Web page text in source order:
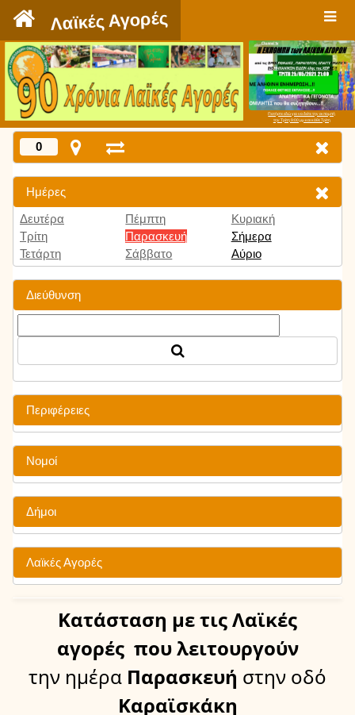
Λαϊκές Αγορές
Πατήστε εδώ για να δείτε την εκπομπή
την Τρίτη 9:00 μμ και κάθε Τρίτη
0
Ημέρες
Δευτέρα
Τρίτη
Τετάρτη
Πέμπτη
Παρασκευή
Σάββατο
Κυριακή
Σήμερα
Αύριο
Διεύθυνση
Περιφέρειες
Νομοί
Δήμοι
Λαϊκές Αγορές
Κατάσταση με τις Λαϊκές
αγορές που λειτουργούν
την ημέρα Παρασκευή στην οδό
Καραϊσκάκη